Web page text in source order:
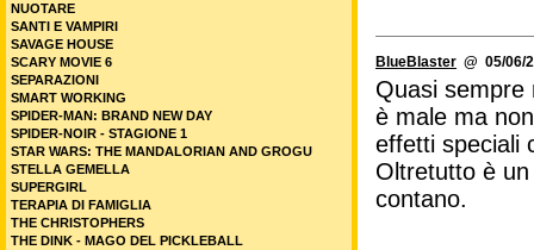
BlueBlaster @ 05/06/
Quasi sempre
è male ma
effetti speciali
Oltretutto è
contano.
NUOTARE
SANTI E VAMPIRI
SAVAGE HOUSE
SCARY MOVIE 6
SEPARAZIONI
SMART WORKING
SPIDER-MAN: BRAND NEW DAY
SPIDER-NOIR - STAGIONE 1
STAR WARS: THE MANDALORIAN AND GROGU
STELLA GEMELLA
SUPERGIRL
TERAPIA DI FAMIGLIA
THE CHRISTOPHERS
THE DINK - MAGO DEL PICKLEBALL